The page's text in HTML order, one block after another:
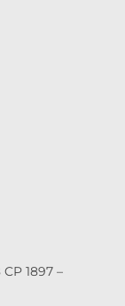
1897 –